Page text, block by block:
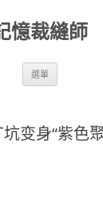
憶裁縫師
選單
变身“紫色